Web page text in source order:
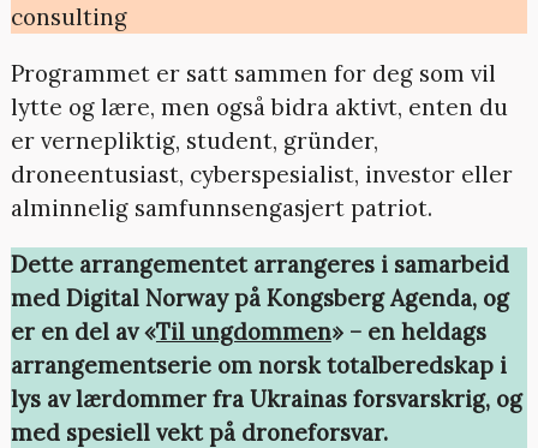
consulting
Programmet er satt sammen for deg som vil
lytte og lære, men også bidra aktivt, enten du
er vernepliktig, student, gründer,
droneentusiast, cyberspesialist, investor eller
alminnelig samfunnsengasjert patriot.
Dette arrangementet arrangeres i samarbeid
med Digital Norway på Kongsberg Agenda, og
er en del av «Til ungdommen» – en heldags
arrangementserie om norsk totalberedskap i
lys av lærdommer fra Ukrainas forsvarskrig, og
med spesiell vekt på droneforsvar.